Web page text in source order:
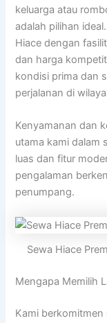
keluarga atau
adalah pilihan
Hiace dengan
dan harga
kondisi prima dan
perjalanan di
Kenyamanan dan
utama kami dalam
luas dan fitur
pengalaman
penumpang.
Sewa Hiace
Mengapa Memilih
Kami berkomitmen